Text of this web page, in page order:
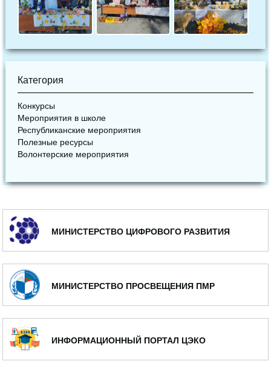
Категория
Конкурсы
Мероприятия в школе
Республиканские мероприятия
Полезные ресурсы
Волонтерские мероприятия
МИНИСТЕРСТВО ЦИФРОВОГО РАЗВИТИЯ
МИНИСТЕРСТВО ПРОСВЕЩЕНИЯ ПМР
ИНФОРМАЦИОННЫЙ ПОРТАЛ ЦЭКО